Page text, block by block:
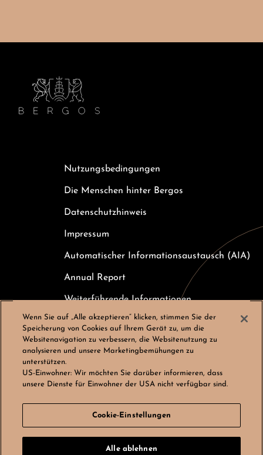
Nutzungsbedingungen
Die Menschen hinter Bergos
Datenschutzhinweis
Impressum
Automatischer Informationsaustausch (AIA)
Annual Report
Weiterführende Informationen
Kundeninformation zur Einlagensicherung
Karriere
Cookies-Einstellungen
Wenn Sie auf „Alle akzeptieren“ klicken, stimmen Sie der
Speicherung von Cookies auf Ihrem Gerät zu, um die
Websitenavigation zu verbessern, die Websitenutzung zu
analysieren und unsere Marketingbemühungen zu
unterstützen.
US-Einwohner: Wir möchten Sie darüber informieren, dass
unsere Dienste für Einwohner der USA nicht verfügbar sind.
Cookie-Einstellungen
Alle ablehnen